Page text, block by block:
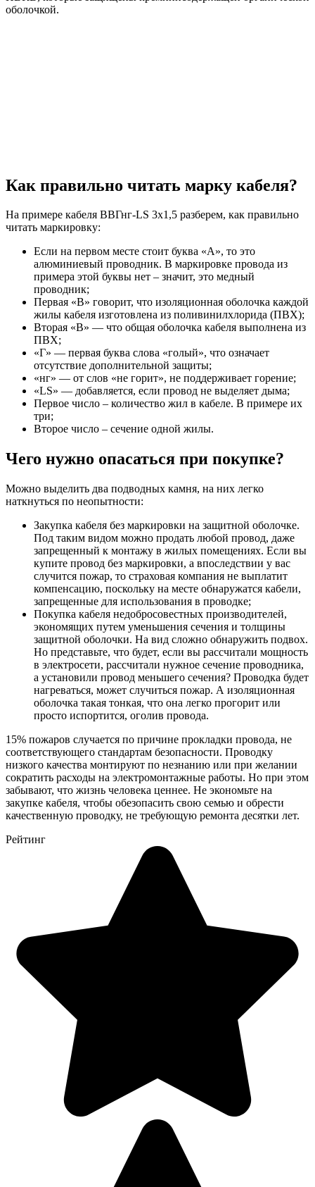
оболочкой.
Как правильно читать марку кабеля?
На примере кабеля ВВГнг-LS 3х1,5 разберем, как правильно
читать маркировку:
Если на первом месте стоит буква «А», то это
алюминиевый проводник. В маркировке провода из
примера этой буквы нет – значит, это медный
проводник;
Первая «В» говорит, что изоляционная оболочка каждой
жилы кабеля изготовлена из поливинилхлорида (ПВХ);
Вторая «В» — что общая оболочка кабеля выполнена из
ПВХ;
«Г» — первая буква слова «голый», что означает
отсутствие дополнительной защиты;
«нг» — от слов «не горит», не поддерживает горение;
«LS» — добавляется, если провод не выделяет дыма;
Первое число – количество жил в кабеле. В примере их
три;
Второе число – сечение одной жилы.
Чего нужно опасаться при покупке?
Можно выделить два подводных камня, на них легко
наткнуться по неопытности:
Закупка кабеля без маркировки на защитной оболочке.
Под таким видом можно продать любой провод, даже
запрещенный к монтажу в жилых помещениях. Если вы
купите провод без маркировки, а впоследствии у вас
случится пожар, то страховая компания не выплатит
компенсацию, поскольку на месте обнаружатся кабели,
запрещенные для использования в проводке;
Покупка кабеля недобросовестных производителей,
экономящих путем уменьшения сечения и толщины
защитной оболочки. На вид сложно обнаружить подвох.
Но представьте, что будет, если вы рассчитали мощность
в электросети, рассчитали нужное сечение проводника,
а установили провод меньшего сечения? Проводка будет
нагреваться, может случиться пожар. А изоляционная
оболочка такая тонкая, что она легко прогорит или
просто испортится, оголив провода.
15% пожаров случается по причине прокладки провода, не
соответствующего стандартам безопасности. Проводку
низкого качества монтируют по незнанию или при желании
сократить расходы на электромонтажные работы. Но при этом
забывают, что жизнь человека ценнее. Не экономьте на
закупке кабеля, чтобы обезопасить свою семью и обрести
качественную проводку, не требующую ремонта десятки лет.
Рейтинг